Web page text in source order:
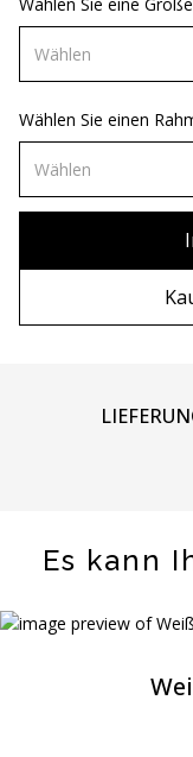
Wählen
60х90 см
70х100 см
Wählen Sie einen
Wählen
Es kann